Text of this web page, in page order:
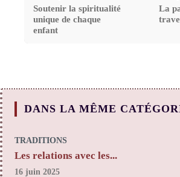
Soutenir la spiritualité
unique de chaque
enfant
La
DANS LA MÊME
TRADITIONS
Les relations avec les...
16 juin 2025